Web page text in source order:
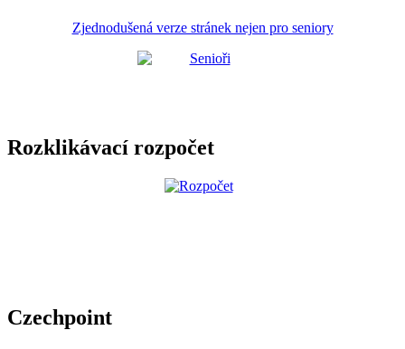
Zjednodušená verze stránek nejen pro seniory
Rozklikávací rozpočet
Czechpoint